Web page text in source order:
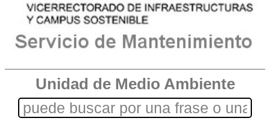
Unidad de Medio Ambiente